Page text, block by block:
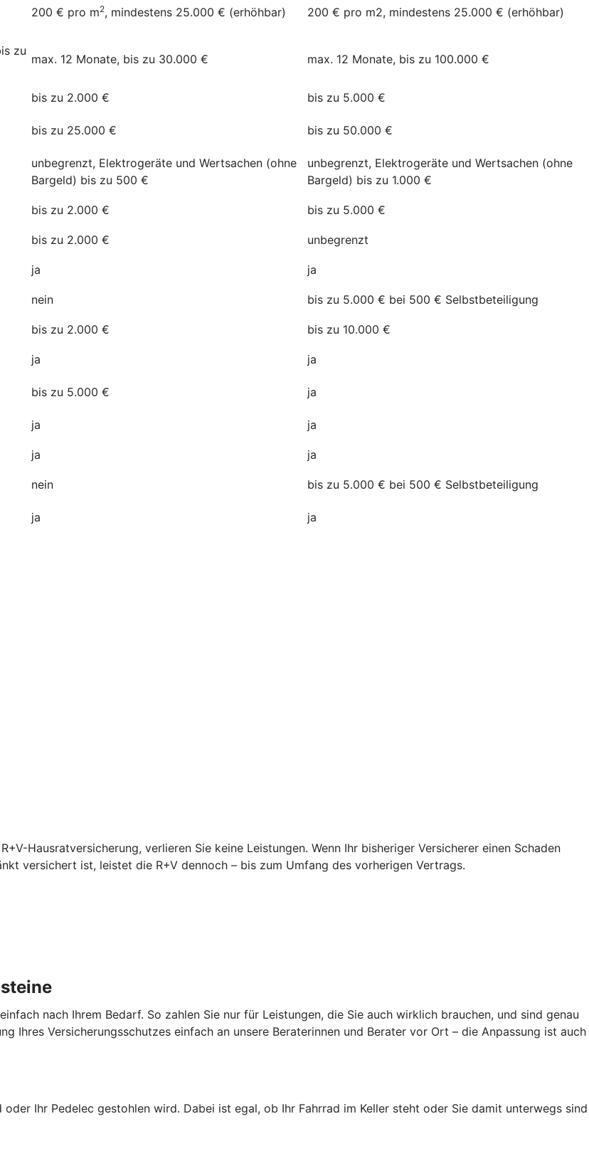
200 € pro m2, mindestens 25.000 € (erhöhbar) 200 € pro m2, mindestens 25.000 € (erhöhbar)
zu
max. 12 Monate, bis zu 30.000 € max. 12 Monate, bis zu 100.000 €
bis zu 2.000 € bis zu 5.000 €
bis zu 25.000 € bis zu 50.000 €
unbegrenzt, Elektrogeräte und Wertsachen (ohne
Bargeld) bis zu 500 €
unbegrenzt, Elektrogeräte und Wertsachen (ohne
Bargeld) bis zu 1.000 €
bis zu 2.000 € bis zu 5.000 €
bis zu 2.000 € unbegrenzt
ja ja
nein bis zu 5.000 € bei 500 € Selbstbeteiligung
bis zu 2.000 € bis zu 10.000 €
ja ja
bis zu 5.000 € ja
ja ja
ja ja
nein bis zu 5.000 € bei 500 € Selbstbeteiligung
ja ja
Hausratversicherung, verlieren Sie keine Leistungen. Wenn Ihr bisheriger Versicherer einen Schaden
versichert ist, leistet die R+V dennoch – bis zum Umfang des vorherigen Vertrags.
nach Ihrem Bedarf. So zahlen Sie nur für Leistungen, die Sie auch wirklich brauchen, und sind genau
Ihres Versicherungsschutzes einfach an unsere Beraterinnen und Berater vor Ort – die Anpassung ist auch
Ihr Pedelec gestohlen wird. Dabei ist egal, ob Ihr Fahrrad im Keller steht oder Sie damit unterwegs sind